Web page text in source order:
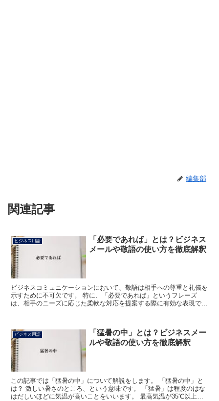
編集部
関連記事
ビジネス用語
「必要であれば」とは？ビジネス
メールや敬語の使い方を徹底解釈
ビジネスコミュニケーションにおいて、敬語は相手への尊重と礼儀を
示すために不可欠です。 特に、「必要であれば」というフレーズ
は、相手のニーズに応じた柔軟な対応を提案する際に有効な表現で
ビジネス用語
「猛暑の中」とは？ビジネスメー
ルや敬語の使い方を徹底解釈
この記事では「猛暑の中」について解説をします。 「猛暑の中」と
は？ 激しい暑さのところ、という意味です。 「猛暑」は程度のはな
はだしいほどに気温が高いことをいいます。 最高気温が35℃以上の